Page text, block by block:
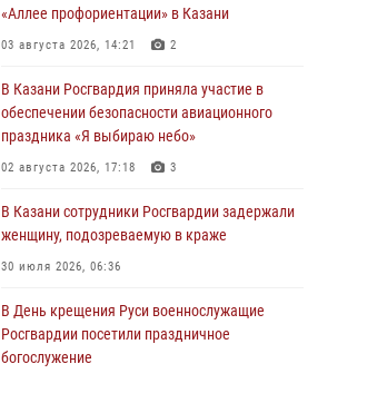
«Аллее профориентации» в Казани
03 августа 2026, 14:21 2
В Казани Росгвардия приняла участие в
обеспечении безопасности авиационного
праздника «Я выбираю небо»
02 августа 2026, 17:18 3
В Казани сотрудники Росгвардии задержали
женщину, подозреваемую в краже
30 июля 2026, 06:36
В День крещения Руси военнослужащие
Росгвардии посетили праздничное
богослужение